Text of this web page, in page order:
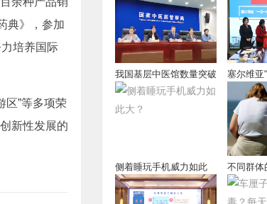
典》，参加
培养国际
区”等多项荣
新性发展的
我国基层中医馆数量突破
4万个，中医馆
塞尔维亚
推拿国际
侧着睡玩手机威力如此
大？
不同群体
解决？又